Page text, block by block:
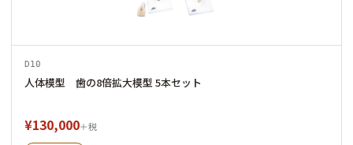
D10
人体模型 歯の8倍拡大模型 5本セット
¥130,000＋税